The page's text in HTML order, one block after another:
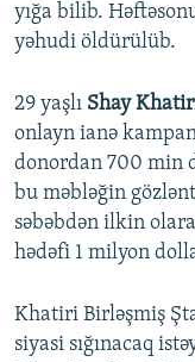
yığa bilib.
yəhudi öldürülüb.
29 yaşlı Shay
onlayn ianə
donordan 700 min
bu məbləğin
səbəbdən ilkin
hədəfi 1 milyon
Khatiri Birləşmiş
siyasi sığınacaq